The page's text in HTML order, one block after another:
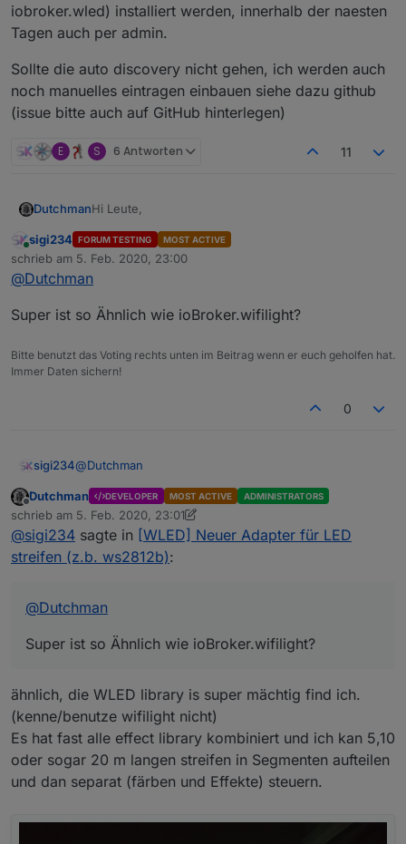
iobroker.wled) installiert werden, innerhalb der naesten
Tagen auch per admin.
Sollte die auto discovery nicht gehen, ich werden auch
noch manuelles eintragen einbauen siehe dazu github
(issue bitte auch auf GitHub hinterlegen)
E S 6 Antworten 11
DutchmanHi Leute,
Da ich mit anderen Baustellen (SourceAnalytix) nicht
voran kam brauchte ich mal ein Erfolgserlebnis,
daraus ist WLED entstanden und Energie die
WLED - Github Project
Was ist WLED : Firmware die es ermöglicht LED-
Ich benutze diese z.b. als deco fur meine Bilder, als
Treppenbeleuchtung oder auch Ambi-Light am
Aktuelle
Test
Github Link
https://github.com/iobroker-
community-
adapters/ioBroker.wled
Der adapter ermoeglicht es (fast) alles
Dazu gehört :
Farben steuern in RGB (auch per segment
Effekte an/aus (auch per segment
unterschiedlich)
Ich würde mich über feedback freuen !
Momentan muss er nog per GitHub link (oder npm i
naesten Tagen auch per admin.
Sollte die auto discovery nicht gehen, ich werden
auch noch manuelles eintragen einbauen siehe
dazu github
(issue bitte auch auf GitHub hinterlegen)
Online
sigi234 FORUM TESTING MOST ACTIVE
schrieb am 5. Feb. 2020, 23:00
zuletzt editiert von
@Dutchman
Super ist so Ähnlich wie ioBroker.wifilight?
Bitte benutzt das Voting rechts unten im Beitrag wenn er euch geholfen hat.
Immer Daten sichern!
0
sigi234@Dutchman
Super ist so Ähnlich wie ioBroker.wifilight?
Offline
Dutchman DEVELOPER MOST ACTIVE ADMINISTRATORS
schrieb am 5. Feb. 2020, 23:01
zuletzt editiert von Dutchman2. Juni 2020, 00:07
@sigi234 sagte in [WLED] Neuer Adapter für LED
streifen (z.b. ws2812b):
@Dutchman
Super ist so Ähnlich wie ioBroker.wifilight?
ähnlich, die WLED library is super mächtig find ich.
(kenne/benutze wifilight nicht)
Es hat fast alle effect library kombiniert und ich kan 5,10
oder sogar 20 m langen streifen in Segmenten aufteilen
und dan separat (färben und Effekte) steuern.